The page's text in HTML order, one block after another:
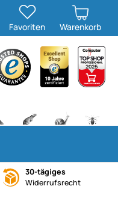
Favoriten Warenkorb
30-tägiges
Widerrufsrecht